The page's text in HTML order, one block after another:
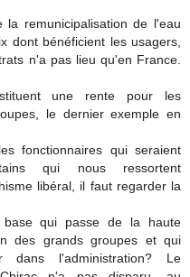
remunicipalisation de l'eau
dont bénéficient les usagers,
n'a pas lieu qu'en France.
une rente pour les
le dernier exemple en
fonctionnaires qui seraient
qui nous ressortent
libéral, il faut regarder la
base qui passe de la haute
des grands groupes et qui
dans l'administration? Le